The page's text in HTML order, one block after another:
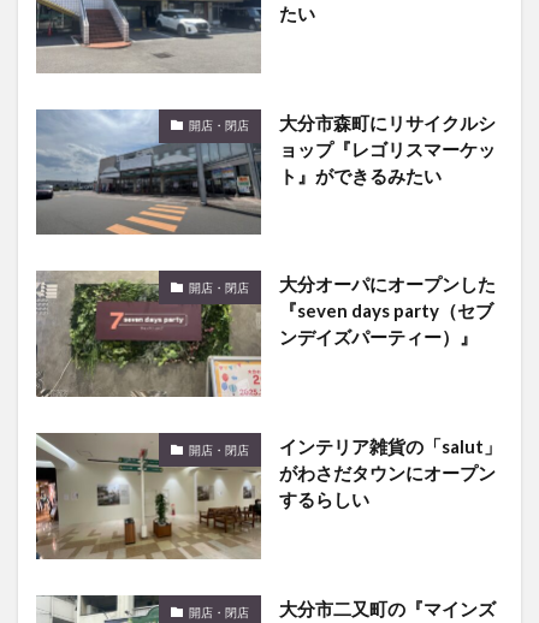
たい
開店・閉店
大分市森町にリサイクルシ
ョップ『レゴリスマーケッ
ト』ができるみたい
開店・閉店
大分オーパにオープンした
『seven days party（セブ
ンデイズパーティー）』
開店・閉店
インテリア雑貨の「salut」
がわさだタウンにオープン
するらしい
開店・閉店
大分市二又町の『マインズ